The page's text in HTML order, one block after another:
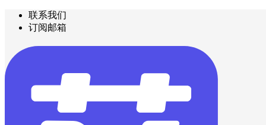
联系我们
订阅邮箱